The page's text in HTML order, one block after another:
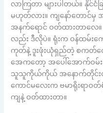
လာကြတာ များပါတယ်။ နိုင်
မဟုတ်လား။ ကျနော်တောင်မှ
အနက်ရောင် ဝတ်ထားတာလေ
လည်း ဒီလိုပဲ။ ရုံးက ဝန်ထမ်း
ကုတ်နဲ့ ဒူးဖုံးယုံရှည်တဲ့ စကတ်လ
အေကတော့ အပေါ်အောက်ဝမ်
သူသူကိုယ်ကိုယ် အနောက်တိုင်း
ကောင်မလေးက ဗမာရိုးရာဝ
ကျနဲ့ ဝတ်ထားတာ။